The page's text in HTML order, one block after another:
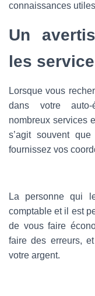
connaissances
Un
les
Lorsque vous
dans votre auto-
nombreux services
s’agit souvent
fournissez vos
La personne qui
comptable et il est
de vous faire
faire des erreurs,
votre argent.